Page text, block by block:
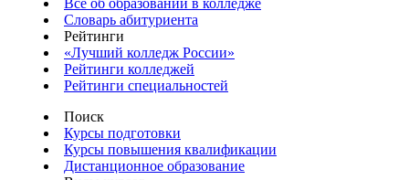
Словарь абитуриента
Рейтинги
«Лучший колледж России»
Рейтинги колледжей
Рейтинги специальностей
Поиск
Курсы подготовки
Курсы повышения квалификации
Дистанционное образование